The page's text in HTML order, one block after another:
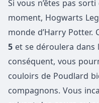
Si vous n’êtes pas
moment, Hogwarts
monde d’Harry Potter.
5 et se déroulera dans
conséquent, vous
couloirs de Poudlard
compagnons. Vous